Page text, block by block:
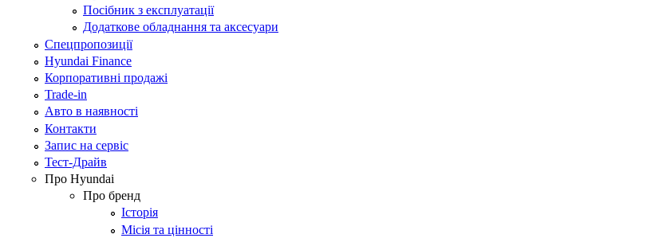
Посібник з експлуатації
Додаткове обладнання та аксесуари
Спецпропозиції
Hyundai Finance
Корпоративні продажі
Trade-in
Авто в наявності
Контакти
Запис на сервіс
Тест-Драйв
Про Hyundai
Про бренд
Історія
Місія та цінності